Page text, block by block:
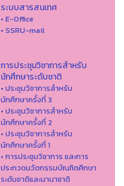
ระบบสารสนเทศ
• E-Office
• SSRU-mail
การประชุมวิชาการสำหรับ
นักศึกษาระดับชาติ
• ประชุมวิชาการสำหรับ
นักศึกษาครั้งที่ 3
• ประชุมวิชาการสำหรับ
นักศึกษาครั้งที่ 2
• ประชุมวิชาการสำหรับ
นักศึกษาครั้งที่ 1
• การประชุมวิชาการ และการ
ประกวดนวัตกรรมบัณฑิตศึกษา
ระดับชาติและนานาชาติ